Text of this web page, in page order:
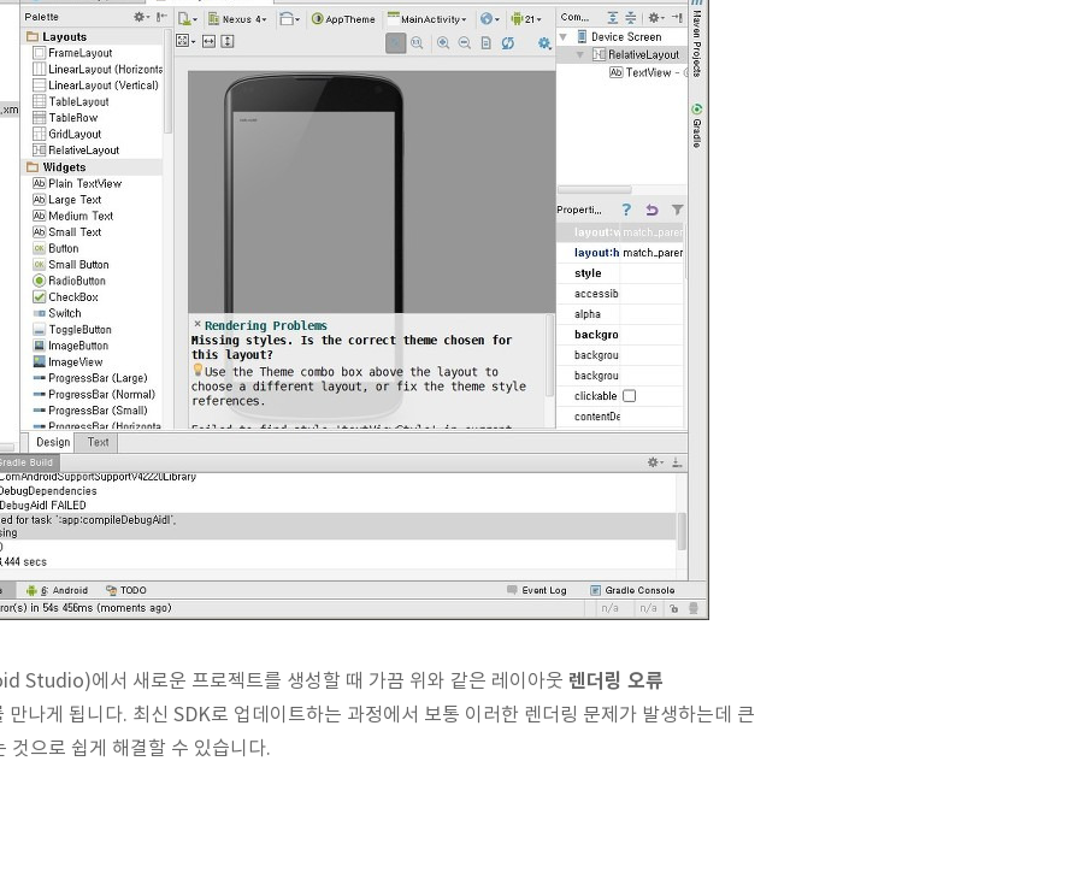
Studio)에서 새로운 프로젝트를 생성할 때 가끔 위와 같은 레이아웃 렌더링 오류
만나게 됩니다. 최신 SDK로 업데이트하는 과정에서 보통 이러한 렌더링 문제가 발생하는데 큰
것으로 쉽게 해결할 수 있습니다.